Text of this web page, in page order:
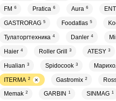
FM 6 Pratica 6 Aura 6
GASTRORAG 5 Foodatlas 5
Тулаторгтехника 4 Danler 4
Haier 4 Roller Grill 3 ATESY 3
Hualian 3 Spidocook 3
ITERMA 2 Gastromix 2
Memak 2 GARBIN 1 SINMAG 1